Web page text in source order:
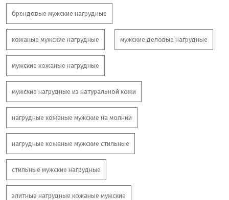
брендовые мужские нагрудные
кожаные мужские нагрудные мужские деловые нагрудные
мужские кожаные нагрудные
мужские нагрудные из натуральной кожи
нагрудные кожаные мужские на молнии
нагрудные кожаные мужские стильные
стильные мужские нагрудные
элитные нагрудные кожаные мужские